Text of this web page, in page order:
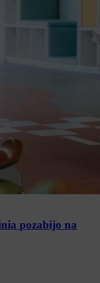
pozabijo na